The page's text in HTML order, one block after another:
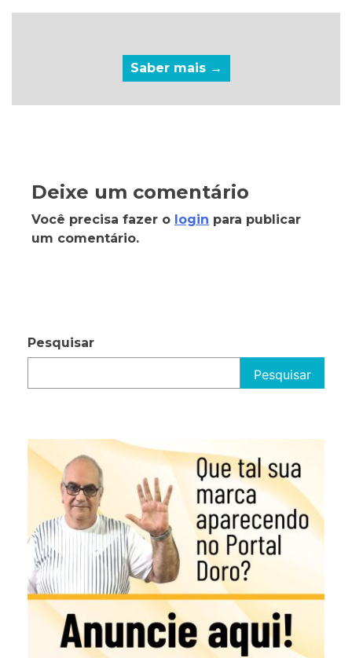
Saber mais →
Deixe um comentário
Você precisa fazer o login para publicar
um comentário.
Pesquisar
Pesquisar